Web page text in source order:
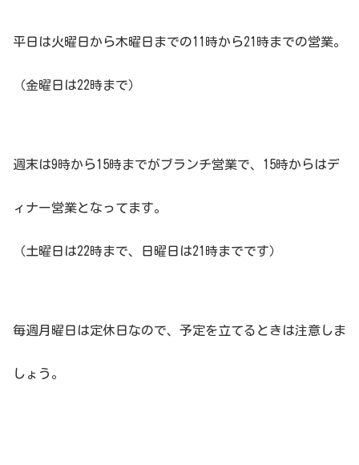
平日は火曜日から木曜日までの11時から21時までの営業。
（金曜日は22時まで）
週末は9時から15時までがブランチ営業で、15時からはデ
ィナー営業となってます。
（土曜日は22時まで、日曜日は21時までです）
毎週月曜日は定休日なので、予定を立てるときは注意しま
しょう。